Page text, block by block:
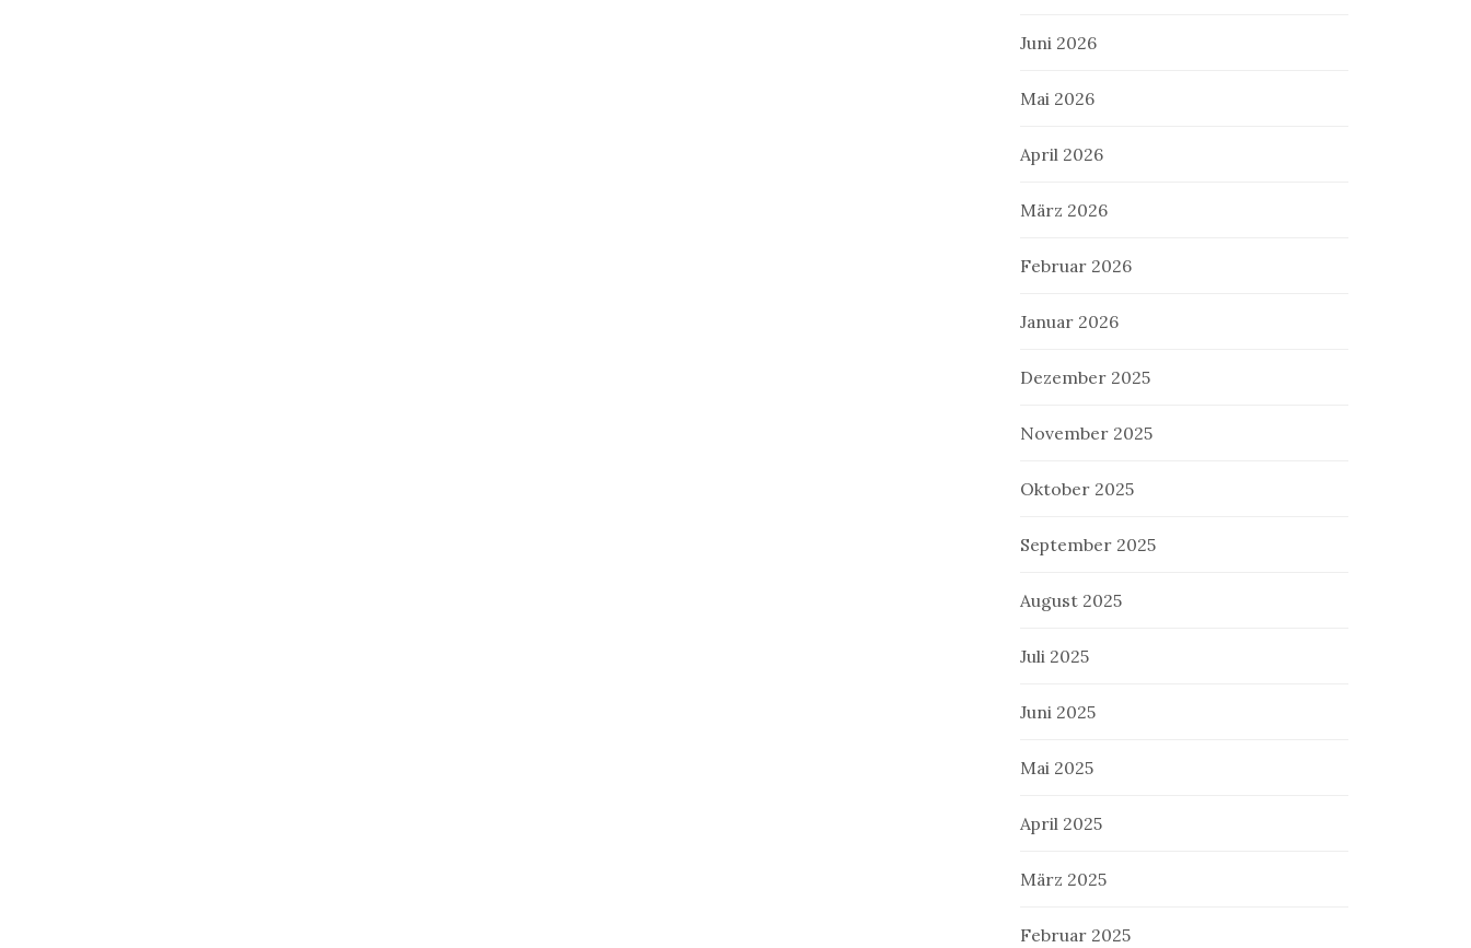
Juni 2026
Mai 2026
April 2026
März 2026
Februar 2026
Januar 2026
Dezember 2025
November 2025
Oktober 2025
September 2025
August 2025
Juli 2025
Juni 2025
Mai 2025
April 2025
März 2025
Februar 2025